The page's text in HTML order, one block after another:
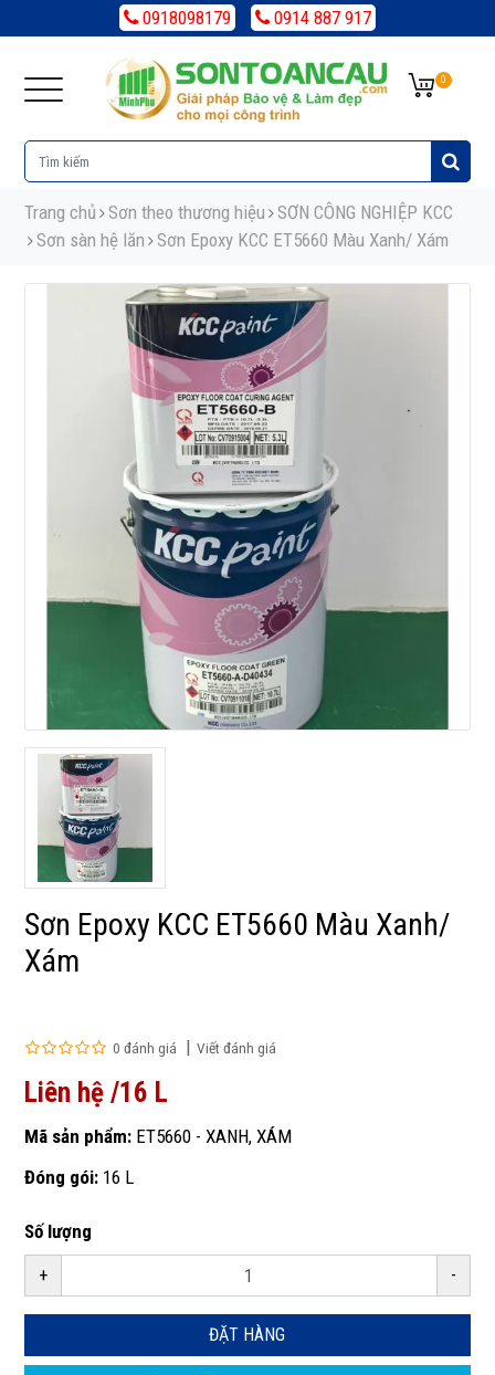
0918098179 0914 887 917
0
Trang chủ Sơn theo thương hiệu SƠN CÔNG NGHIỆP KCC
Sơn sàn hệ lăn Sơn Epoxy KCC ET5660 Màu Xanh/ Xám
Sơn Epoxy KCC ET5660 Màu Xanh/
Xám
0 đánh giá Viết đánh giá
Liên hệ /16 L
Mã sản phẩm:ET5660 - XANH, XÁM
Đóng gói:16 L
Số lượng
+ -
ĐẶT HÀNG